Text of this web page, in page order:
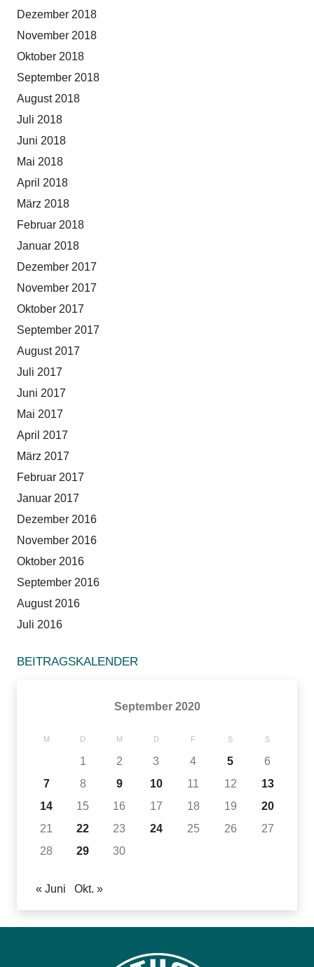
Dezember 2018
November 2018
Oktober 2018
September 2018
August 2018
Juli 2018
Juni 2018
Mai 2018
April 2018
März 2018
Februar 2018
Januar 2018
Dezember 2017
November 2017
Oktober 2017
September 2017
August 2017
Juli 2017
Juni 2017
Mai 2017
April 2017
März 2017
Februar 2017
Januar 2017
Dezember 2016
November 2016
Oktober 2016
September 2016
August 2016
Juli 2016
BEITRAGSKALENDER
September 2020
M D M D F S S
1 2 3 4 5
6
7
8 9 10 11 12
13
14
15 16 17 18 19
20
21
22 23 24 25 26
27
28
29 30
« Juni Okt. »